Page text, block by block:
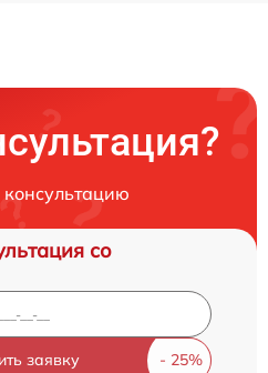
со
заявку